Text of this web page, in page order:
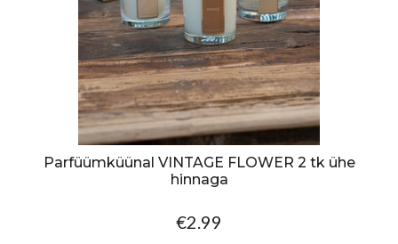
Parfüümküünal VINTAGE FLOWER 2 tk ühe
hinnaga
€2.99